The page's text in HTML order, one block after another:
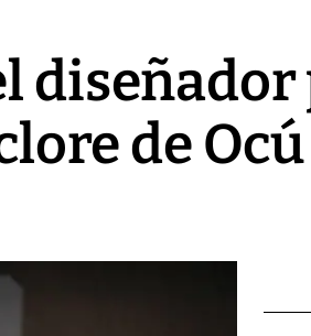
de